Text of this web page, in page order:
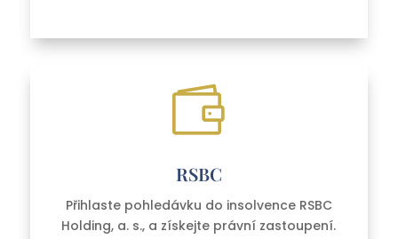

RSBC
Přihlaste pohledávku do insolvence RSBC
Holding, a. s., a získejte právní zastoupení.